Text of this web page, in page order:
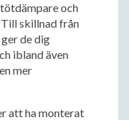
och
skillnad från
de dig
ibland även
mer
att ha monterat